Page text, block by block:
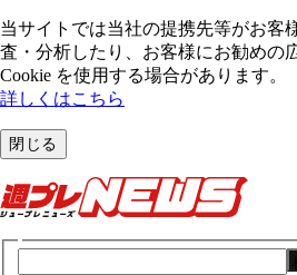
当サイトでは当社の提携先等がお客
査・分析したり、お客様にお勧めの
Cookie を使⽤する場合があります。
詳しくはこちら
閉じる